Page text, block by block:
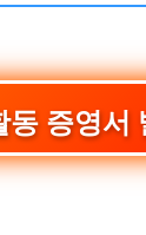
동 증영서